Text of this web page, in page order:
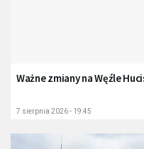
Ważne zmiany na Węźle
7 sierpnia 2026 - 19:45